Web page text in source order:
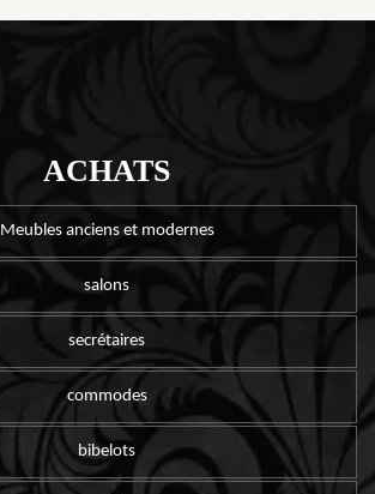
ACHATS
Meubles anciens et modernes
salons
secrétaires
commodes
bibelots